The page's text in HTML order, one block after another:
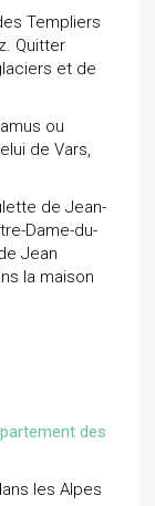
Templiers
Quitter
et de
ou
de Vars,
de Jean-
Dame-du-
Jean
la maison
des
les Alpes